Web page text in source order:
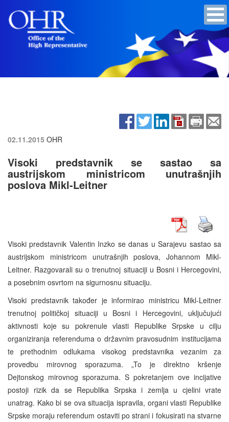
02.11.2015 OHR
Visoki predstavnik se sastao sa
austrijskom ministricom unutrašnjih
poslova Mikl-Leitner
Visoki predstavnik Valentin Inzko se danas u Sarajevu sastao sa
austrijskom ministricom unutrašnjih poslova, Johannom Mikl-
Leitner. Razgovarali su o trenutnoj situaciji u Bosni i Hercegovini,
a posebnim osvrtom na sigurnosnu situaciju.
Visoki predstavnik također je informirao ministricu Mikl-Leitner
trenutnoj političkoj situaciji u Bosni i Hercegovini, uključujući
aktivnosti koje su pokrenule vlasti Republike Srpske u cilju
organiziranja referenduma o državnim pravosudnim institucijama
te prethodnim odlukama visokog predstavnika vezanim za
provedbu mirovnog sporazuma. „To je direktno kršenje
Dejtonskog mirovnog sporazuma. S pokretanjem ove incijative
postoji rizik da se Republika Srpska i zemlja u cjelini vrate
unatrag. Kako bi se ova situacija ispravila, organi vlasti Republike
Srpske moraju referendum ostaviti po strani i fokusirati na stvarne